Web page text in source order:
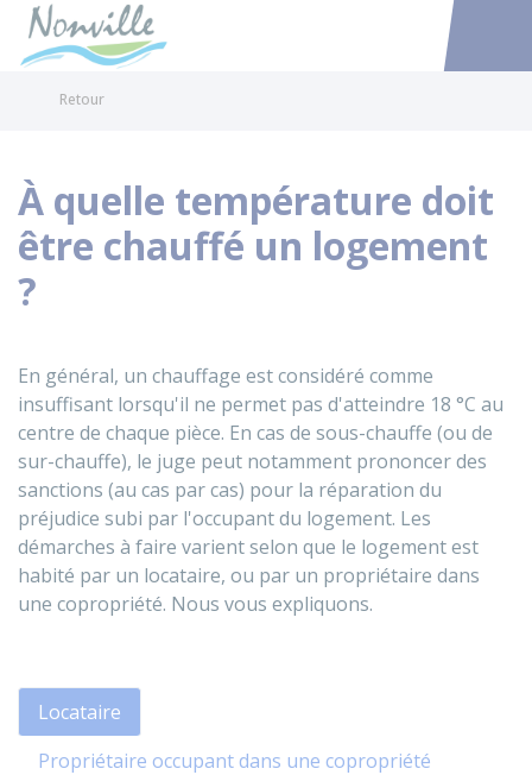
Accéder
Retour
À quelle température doit
être chauffé un logement
?
En général, un chauffage est considéré comme
insuffisant lorsqu'il ne permet pas d'atteindre 18 °C au
centre de chaque pièce. En cas de sous-chauffe (ou de
sur-chauffe), le juge peut notamment prononcer des
sanctions (au cas par cas) pour la réparation du
préjudice subi par l'occupant du logement. Les
démarches à faire varient selon que le logement est
habité par un locataire, ou par un propriétaire dans
une copropriété. Nous vous expliquons.
Locataire
Propriétaire occupant dans une copropriété